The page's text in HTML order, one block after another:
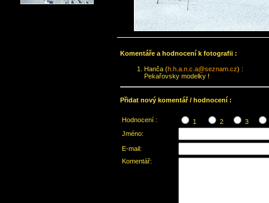
Komentáře a hodnocení k fotografii :
Hanča (h.h.a.n.c.a@seznam.cz) :
Pekařovsky modelky !
Přidat nový komentář / hodnocení :
Hodnocení : 1 2 3
Jméno:
E-mail:
Komentář: